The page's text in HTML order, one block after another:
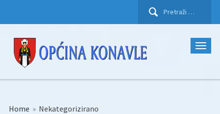
Pretraži:
Home » Nekategorizirano